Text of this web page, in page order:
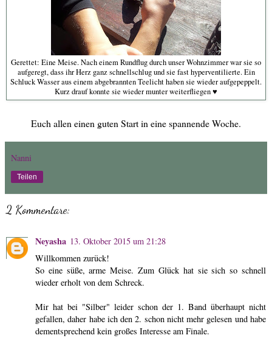
Gerettet: Eine Meise. Nach einem Rundflug durch unser Wohnzimmer war sie so
aufgeregt, dass ihr Herz ganz schnellschlug und sie fast hyperventilierte. Ein
Schluck Wasser aus einem abgebrannten Teelicht haben sie wieder aufgepeppelt.
Kurz drauf konnte sie wieder munter weiterfliegen ♥
Euch allen einen guten Start in eine spannende Woche.
Nanni
Teilen
2 Kommentare:
Neyasha 13. Oktober 2015 um 21:28
Willkommen zurück!
So eine süße, arme Meise. Zum Glück hat sie sich so schnell
wieder erholt von dem Schreck.
Mir hat bei "Silber" leider schon der 1. Band überhaupt nicht
gefallen, daher habe ich den 2. schon nicht mehr gelesen und habe
dementsprechend kein großes Interesse am Finale.